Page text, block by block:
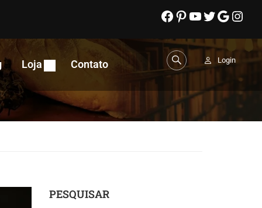
Loja Contato Login
PESQUISAR